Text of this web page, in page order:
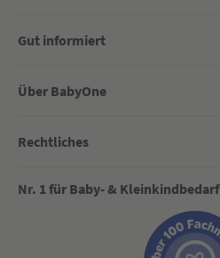
Gut informiert
Über BabyOne
Rechtliches
Nr. 1 für Baby- & Kleinkindbedarf